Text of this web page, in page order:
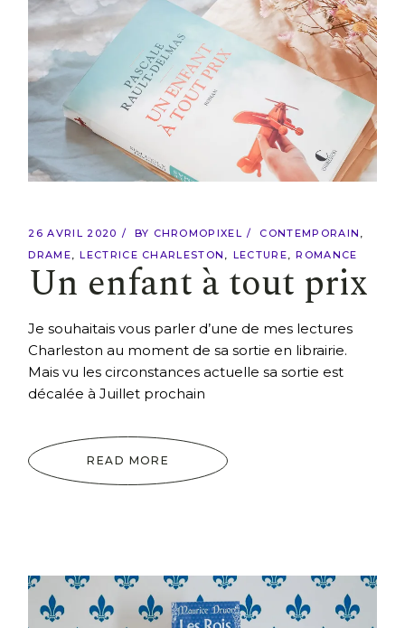
26 AVRIL 2020 BY CHROMOPIXEL
CONTEMPORAIN
DRAME
LECTRICE CHARLESTON LECTURE ROMANCE
Un enfant à tout prix
Je souhaitais vous parler d’une de mes lectures
Charleston au moment de sa sortie en librairie.
Mais vu les circonstances actuelle sa sortie est
décalée à Juillet prochain
READ MORE